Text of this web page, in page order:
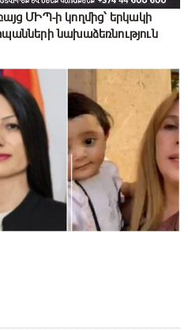
ՄԻՊ-ի կողմից՝ երկակի
նախաձեռնություն